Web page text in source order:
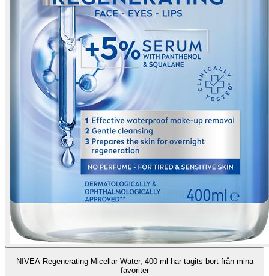
NIVEA Regenerating Micellar Water, 400 ml har tagits bort från mina
favoriter